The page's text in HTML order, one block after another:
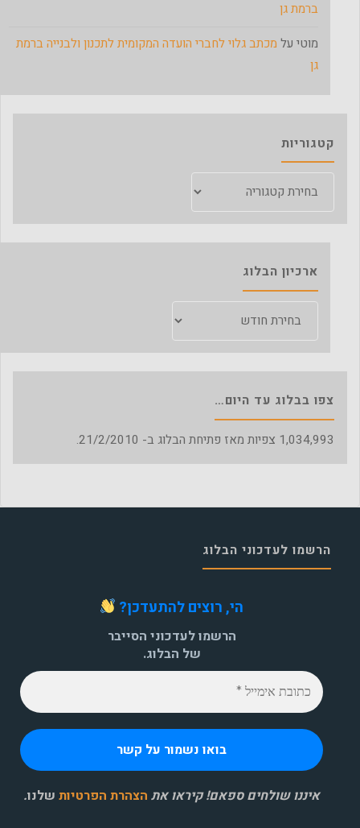
ברמת גן
מוטי על מכתב גלוי לחברי הועדה המקומית לתכנון ולבנייה ברמת
גן
קטגוריות
ארכיון הבלוג
צפו בבלוג עד היום…
1,034,993 צפיות מאז פתיחת הבלוג ב- 21/2/2010.
הרשמו לעדכוני הבלוג
הי, רוצים להתעדכן?
הרשמו לעדכוני הסייבר
של הבלוג.
איננו שולחים ספאם! קיראו את הצהרת הפרטיות שלנו.